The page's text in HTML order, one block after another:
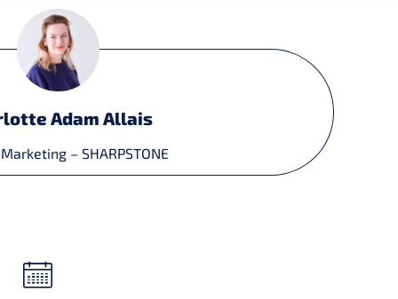
Adam Allais
– SHARPSTONE